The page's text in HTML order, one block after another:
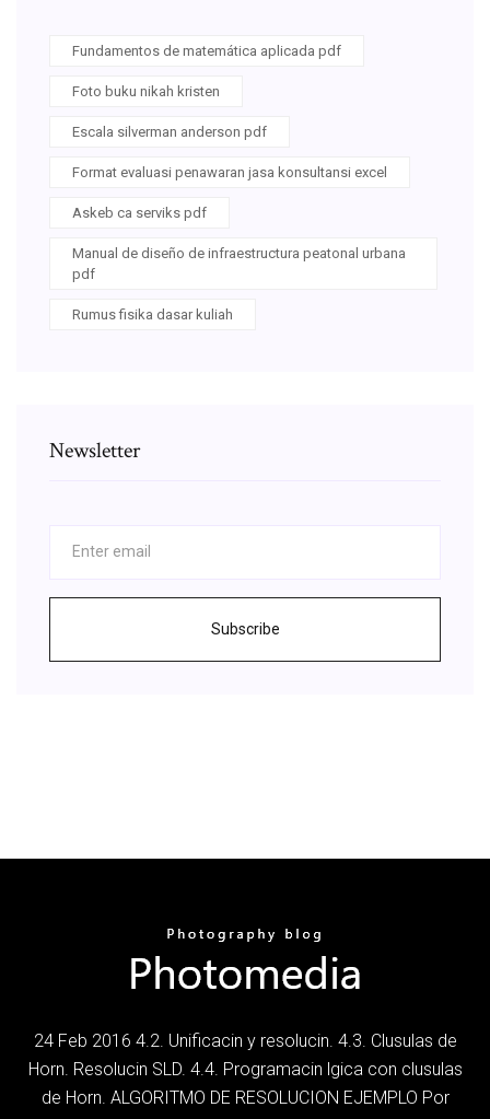
Fundamentos de matemática aplicada pdf
Foto buku nikah kristen
Escala silverman anderson pdf
Format evaluasi penawaran jasa konsultansi excel
Askeb ca serviks pdf
Manual de diseño de infraestructura peatonal urbana
pdf
Rumus fisika dasar kuliah
Newsletter
Subscribe
24 Feb 2016 4.2. Unificacin y resolucin. 4.3. Clusulas de
Horn. Resolucin SLD. 4.4. Programacin lgica con clusulas
de Horn. ALGORITMO DE RESOLUCION EJEMPLO Por